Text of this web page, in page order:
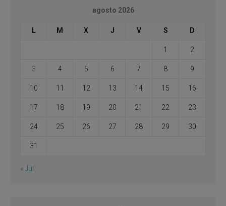
agosto 2026
L M X J V S D
1 2
3 4 5 6 7 8 9
10 11 12 13 14 15 16
17 18 19 20 21 22 23
24 25 26 27 28 29 30
31
« Jul